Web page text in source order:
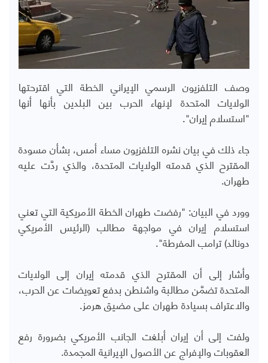
وصف التلفزيون الرسمي الإيراني الخطة التي اقترحتها
الولايات المتحدة لإنهاء الحرب بين البلدين بأنها أنها
"استسلام إيران".
جاء ذلك في بيان نشره التلفزيون مساء أمس، بشأن مسودة
المقترح الذي قدمته الولايات المتحدة، والذي ردَّت عليه
طهران.
وورد في البيان: "رفضت طهران الخطة الأمريكية التي تعني
استسلام إيران في مواجهة مطالب (الرئيس الأمريكي
دونالد) ترامب المفرطة".
وأشار إلى أن المقترح الذي قدمته إيران إلى الولايات
المتحدة تضمَّن مطالبة واشنطن بدفع تعويضات عن الحرب،
والاعتراف بسيادة طهران على مضيق هرمز.
ولفت إلى أن إيران أبلغت الجانب الأمريكي بضرورة رفع
العقوبات والإفراج عن الأصول الإيرانية المجمدة.